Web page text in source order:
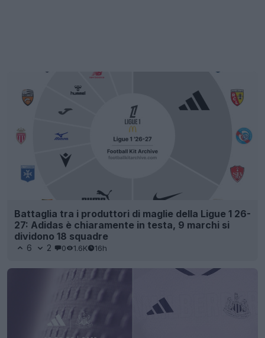
Battaglia tra i produttori di maglie della Ligue 1 26-
27: Adidas è chiaramente in testa, 9 marchi si
dividono 18 squadre
6 2 0 1.6K 16h